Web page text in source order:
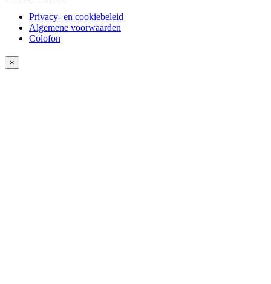
Privacy- en cookiebeleid
Algemene voorwaarden
Colofon
×